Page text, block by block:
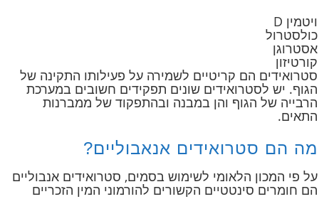
ויטמין D
כולסטרול
אסטרוגן
קורטיזון
סטרואידים הם קריטיים לשמירה על פעילותו התקינה של
הגוף. יש לסטרואידים שונים תפקידים חשובים במערכת
הרבייה של הגוף והן במבנה ובהתפקוד של ממברנות
התאים.
מה הם סטרואידים אנאבוליים?
על פי המכון הלאומי לשימוש בסמים, סטרואידים אנבוליים
הם חומרים סינטטיים הקשורים להורמוני המין הזכריים